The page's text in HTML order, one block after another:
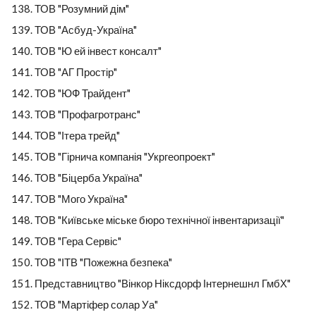
ТОВ "Розумний дім"
ТОВ "Асбуд-Україна"
ТОВ "Ю ей інвест консалт"
ТОВ "АГ Простір"
ТОВ "ЮФ Трайдент"
ТОВ "Профагротранс"
ТОВ "Ітера трейд"
ТОВ "Гірнича компанія "Укргеопроект"
ТОВ "Біцерба Україна"
ТОВ "Мого Україна"
ТОВ "Київське міське бюро технічної інвентаризації"
ТОВ "Гера Сервіс"
ТОВ "ІТВ "Пожежна безпека"
Представництво "Вінкор Ніксдорф Інтернешнл ГмбХ"
ТОВ "Мартіфер солар Уа"